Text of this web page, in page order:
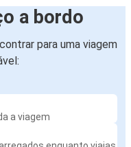
a bordo
para uma viagem
a viagem